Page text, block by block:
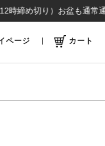
り）お盆も通常通り出
ページ カート